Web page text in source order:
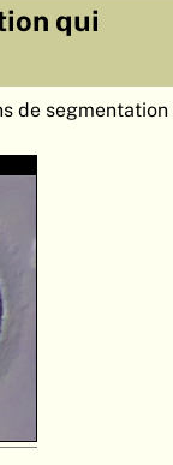
GÉNÈSE
qui
de segmentation